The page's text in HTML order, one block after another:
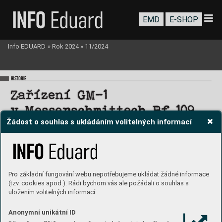
Žádost o souhlas s ukládáním volitelných informací
Pro základní fungování webu nepotřebujeme ukládat žádné informace
(tzv. cookies apod.). Rádi bychom vás ale požádali o souhlas s
uložením volitelných informací:
Anonymní unikátní ID
HISTORIE
Zařízení GM-1
v Messerschmittech Bf 109
Pavel Raška
EMD E-SHOP
Info EDUARD » Rok 2024 » 11/2024